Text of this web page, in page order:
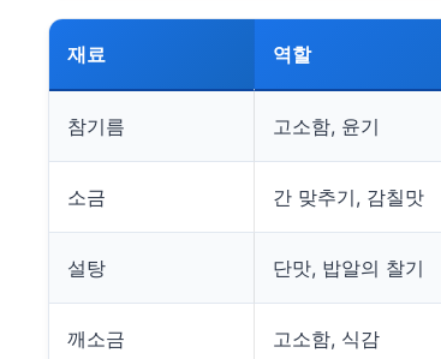
재료 역할
참기름 고소함, 윤기
소금 간 맞추기, 감칠맛
설탕 단맛, 밥알의 찰기
깨소금 고소함, 식감